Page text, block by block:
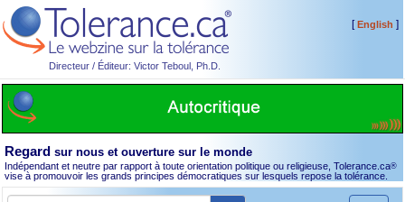
Directeur / Éditeur: Victor Teboul, Ph.D.
[English ]
Regard sur nous et ouverture sur le monde
Indépendant et neutre par rapport à toute orientation politique ou religieuse, Tolerance.ca®
vise à promouvoir les grands principes démocratiques sur lesquels repose la tolérance.